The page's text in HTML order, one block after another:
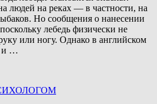
людей на реках — в частности, на
Но сообщения о нанесении
лебедь физически не
или ногу. Однако в английском
и …